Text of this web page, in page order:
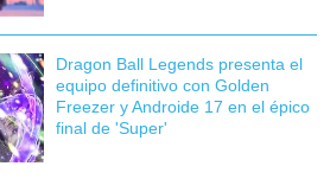
Dragon Ball Legends presenta el
equipo definitivo con Golden
Freezer y Androide 17 en el épico
final de 'Super'